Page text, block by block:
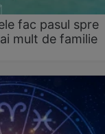
fac pasul spre
mult de familie